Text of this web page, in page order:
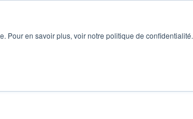
Pour en savoir plus, voir notre politique de confidentialité.